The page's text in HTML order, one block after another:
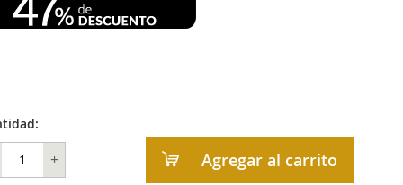
+ Agregar al carrito